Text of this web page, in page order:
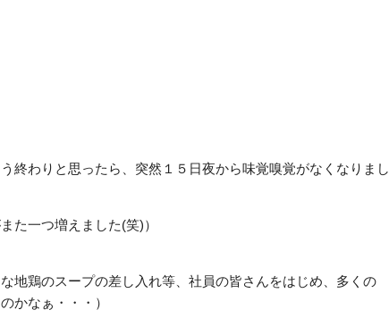
終わりと思ったら、突然１５日夜から味覚嗅覚がなくなりまし
た一つ増えました(笑)）
地鶏のスープの差し入れ等、社員の皆さんをはじめ、多くの
かなぁ・・・）